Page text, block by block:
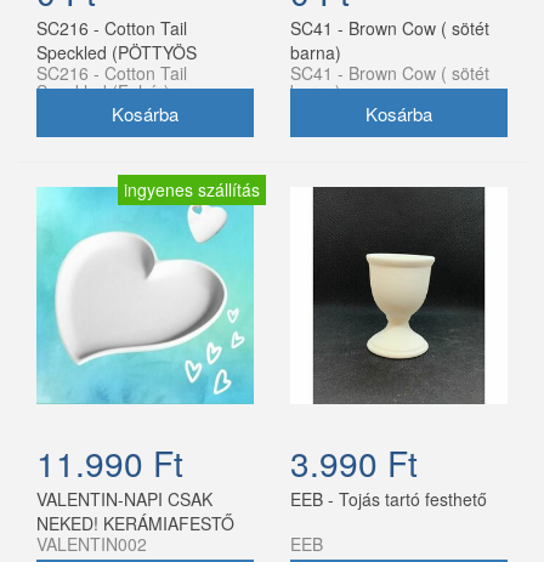
SC216 - Cotton Tail
Speckled (PÖTTYÖS
FEHÉR)
SC216 - Cotton Tail
Speckled (Fehér)
SC41 - Brown Cow ( sötét
barna)
SC41 - Brown Cow ( sötét
barna)
ingyenes szállítás
11.990 Ft
VALENTIN-NAPI CSAK
NEKED! KERÁMIAFESTŐ
CSOMAG - 11 900 FT
VALENTIN002
3.990 Ft
EEB - Tojás tartó festhető
EEB